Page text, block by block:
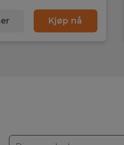
Kjøp nå